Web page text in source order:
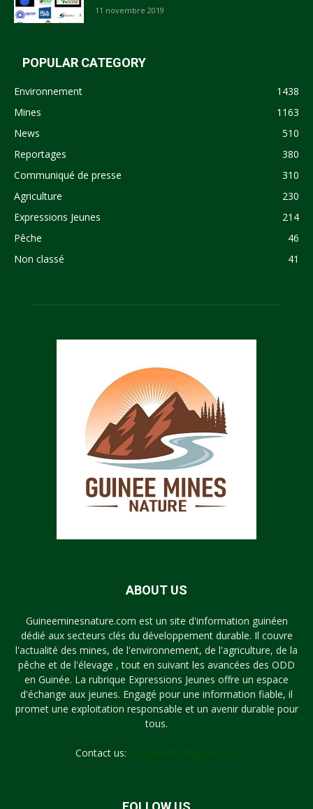
11 novembre 2019
POPULAR CATEGORY
Environnement
1438
Mines
1163
News
510
Reportages
380
Communiqué de presse
310
Agriculture
230
Expressions Jeunes
214
Pêche
46
Non classé
41
ABOUT US
Guineeminesnature.com est un site d'information guinéen
dédié aux secteurs clés du développement durable. Il couvre
l'actualité des mines, de l'environnement, de l'agriculture, de la
pêche et de l'élevage , tout en suivant les avancées des ODD
en Guinée. La rubrique Expressions Jeunes offre un espace
d'échange aux jeunes. Engagé pour une information fiable, il
promet une exploitation responsable et un avenir durable pour
tous.
Contact us: